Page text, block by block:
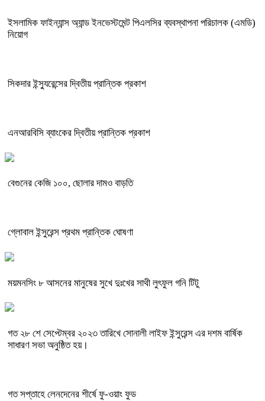
ইসলামিক ফাইন্যান্স অ্যান্ড ইনভেস্টমেন্ট পিএলসির ব্যবস্থাপনা পরিচালক (এমডি)
নিয়োগ
সিকদার ইন্স্যুরেন্সের দ্বিতীয় প্রান্তিক প্রকাশ
এনআরবিসি ব্যাংকের দ্বিতীয় প্রান্তিক প্রকাশ
বেগুনের কেজি ১০০, ছোলার দামও বাড়তি
গ্লোবাল ইন্সুরেন্স প্রথম প্রান্তিক ঘোষণা
ময়মনসিং ৮ আসনের মানুষের সুখে দুঃখের সাথী লুৎফুল গনি টিটু
গত ২৮ শে সেপ্টেম্বর ২০২৩ তারিখে সোনালী লাইফ ইন্সুরেন্স এর দশম বার্ষিক
সাধারণ সভা অনুষ্ঠিত হয়।
গত সপ্তাহে লেনদেনের শীর্ষে ফু-ওয়াং ফুড